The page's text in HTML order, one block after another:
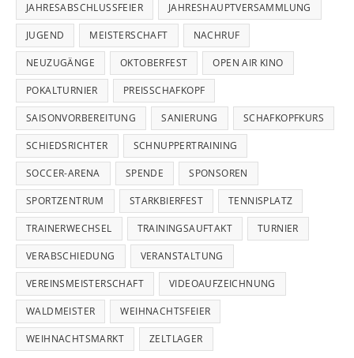
JAHRESABSCHLUSSFEIER JAHRESHAUPTVERSAMMLUNG
JUGEND MEISTERSCHAFT NACHRUF
NEUZUGÄNGE OKTOBERFEST OPEN AIR KINO
POKALTURNIER PREISSCHAFKOPF
SAISONVORBEREITUNG SANIERUNG SCHAFKOPFKURS
SCHIEDSRICHTER SCHNUPPERTRAINING
SOCCER-ARENA SPENDE SPONSOREN
SPORTZENTRUM STARKBIERFEST TENNISPLATZ
TRAINERWECHSEL TRAININGSAUFTAKT TURNIER
VERABSCHIEDUNG VERANSTALTUNG
VEREINSMEISTERSCHAFT VIDEOAUFZEICHNUNG
WALDMEISTER WEIHNACHTSFEIER
WEIHNACHTSMARKT ZELTLAGER